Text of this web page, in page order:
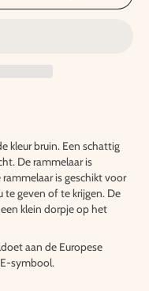
kleur bruin. Een schattig
De rammelaar is
is geschikt voor
te geven of te krijgen. De
klein dorpje op het
aan de Europese
symbool.